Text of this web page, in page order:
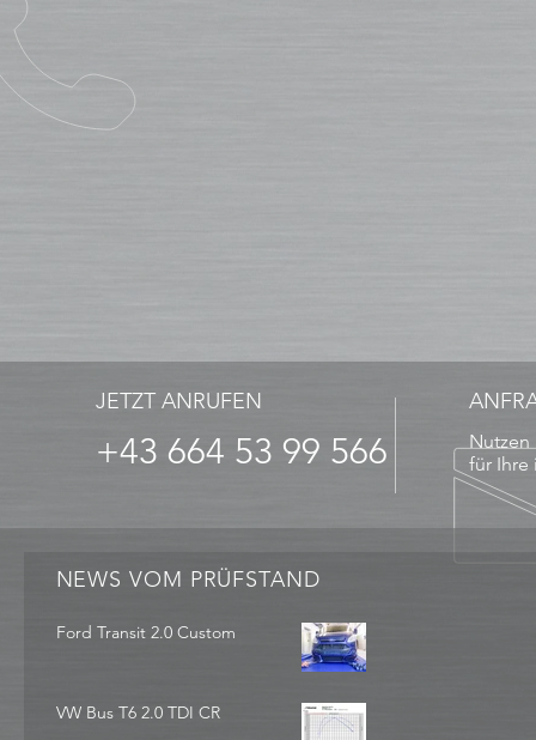
JETZT ANRUFEN
+43 664 53 99 566
Nutzen
für
NEWS VOM PRÜFSTAND
Ford Transit 2.0 Custom
VW Bus T6 2.0 TDI CR